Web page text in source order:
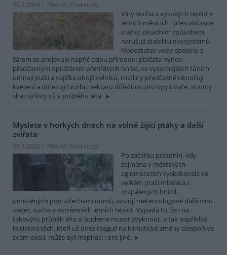
29.7.2026 | PRAHA (Ekolist.cz)
Vlny sucha a vysokých teplot v
letních měsících i přes občasné
srážky zásadním způsobem
narušují stabilitu ekosystémů.
Nedostatek vody spojený s
žárem se projevuje napříč celou přírodou: ptáčata hynou
předčasným opuštěním přehřátých hnízd, ve vysychajících tůních
umírají pulci a vajíčka obojživelníků, rostliny předčasně ukončují
kvetení a omezují tvorbu nektaru důležitou pro opylovače, stromy
shazují listy už v průběhu léta.
Myslete v horkých dnech na volně žijící ptáky a další
zvířata
28.7.2026 | PRAHA (Ekolist.cz)
Po začátku prázdnin, kdy
zejména v městských
aglomeracích vyskakovala ve
velkém ptačí mláďata z
rozpálených hnízd,
umístěných pod střechami domů, avizují meteorologové další vlnu
veder, sucha a extrémních letních teplot. Vypadá to, že i na
takovýto průběh léta si budeme muset zvyknout, a tak například
iniciativa těch, kteří už dnes reagují na klimatické změny alespoň ve
svém okolí, může být inspirací i pro jiné.